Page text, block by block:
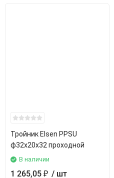
Тройник Elsen PPSU
ф32х20х32 проходной
В наличии
1 265,05 ₽ / шт